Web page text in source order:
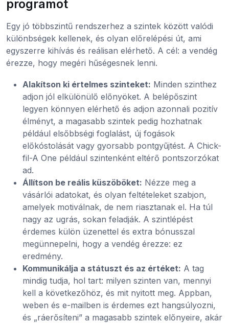
programot
Egy jó többszintű rendszerhez a szintek között valódi
különbségek kellenek, és olyan előrelépési út, ami
egyszerre kihívás és reálisan elérhető. A cél: a vendég
érezze, hogy megéri hűségesnek lenni.
Alakítson ki értelmes szinteket: Minden szinthez
adjon jól elkülönülő előnyöket. A belépőszint
legyen könnyen elérhető és adjon azonnali pozitív
élményt, a magasabb szintek pedig hozhatnak
például elsőbbségi foglalást, új fogások
előkóstolását vagy gyorsabb pontgyűjtést. A Chick-
fil-A One például szintenként eltérő pontszorzókat
ad.
Állítson be reális küszöböket: Nézze meg a
vásárlói adatokat, és olyan feltételeket szabjon,
amelyek motiválnak, de nem riasztanak el. Ha túl
nagy az ugrás, sokan feladják. A szintlépést
érdemes külön üzenettel és extra bónusszal
megünnepelni, hogy a vendég érezze: ez
eredmény.
Kommunikálja a státuszt és az értéket: A tag
mindig tudja, hol tart: milyen szinten van, mennyi
kell a következőhöz, és mit nyitott meg. Appban,
weben és e-mailben is érdemes ezt hangsúlyozni,
és „ráerősíteni” a magasabb szintek előnyeire, akár